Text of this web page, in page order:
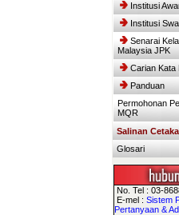
Institusi
Institusi
Senarai
Malaysia JPK
Carian Kata
Panduan
Permohonan
MQR
Salinan
Glosari
No. Tel : 03-
E-mel : Sistem
Pertanyaan &